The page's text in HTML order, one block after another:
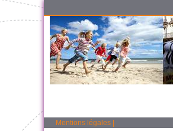
Mentions légales